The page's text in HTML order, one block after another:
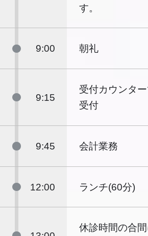
す。
9:00 朝礼
9:15
受付カウンタ
受付
9:45 会計業務
12:00 ランチ(60分)
休診時間の合